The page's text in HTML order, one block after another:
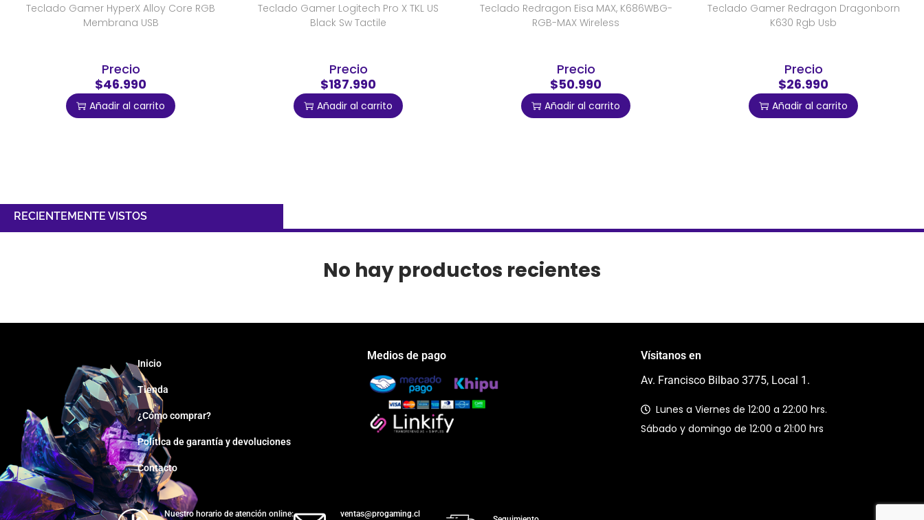
Teclado Gamer HyperX Alloy Core RGB
Membrana USB
Precio
$46.990
Añadir al carrito
Teclado Gamer Logitech Pro X TKL US
Black Sw Tactile
Precio
$187.990
Añadir al carrito
Teclado Redragon Eisa MAX, K686WBG-
RGB-MAX Wireless
Precio
$50.990
Añadir al carrito
Teclado Gamer Redragon Dragonborn
K630 Rgb Usb
Precio
$26.990
Añadir al carrito
RECIENTEMENTE VISTOS
No hay productos recientes
Inicio
Tienda
¿Cómo comprar?
Política de garantía y devoluciones
Contacto
Medios de pago
Nuestro horario de atención online:
ventas@progaming.cl
Vísitanos en
Av. Francisco Bilbao 3775, Local 1.
Lunes a Viernes de 12:00 a 22:00 hrs.
Sábado y domingo de 12:00 a 21:00 hrs